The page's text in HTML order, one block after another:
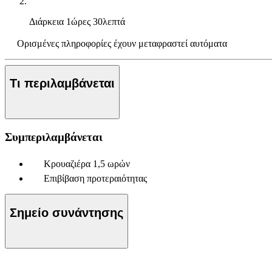
Διάρκεια 1ώρες 30λεπτά
Ορισμένες πληροφορίες έχουν μεταφραστεί αυτόματα
Τι περιλαμβάνεται
Συμπεριλαμβάνεται
Κρουαζιέρα 1,5 ωρών
Επιβίβαση προτεραιότητας
Σημείο συνάντησης